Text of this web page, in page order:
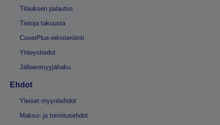
Tilauksen palautus
Tietoja takuusta
CoverPlus-rekisteröinti
Yhteystiedot
Jälleenmyyjähaku
Ehdot
Yleiset myyntiehdot
Maksu- ja toimitusehdot